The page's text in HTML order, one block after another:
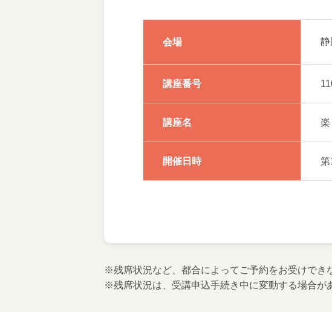
会場 静
講座番号
講座名
開催日時 第
※残席状況など、都合によってご予約をお受けでき
※残席状況は、受講申込手続き中に変動する場合が